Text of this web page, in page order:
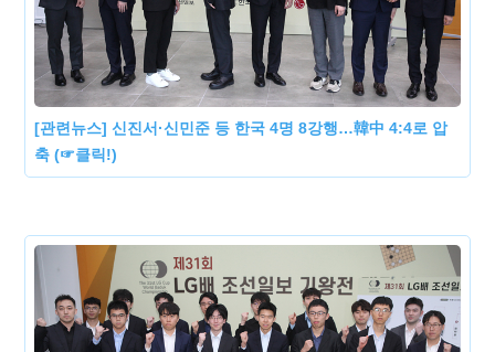
[관련뉴스] 신진서·신민준 등 한국 4명 8강행…韓中 4:4로 압
축 (☞클릭!)